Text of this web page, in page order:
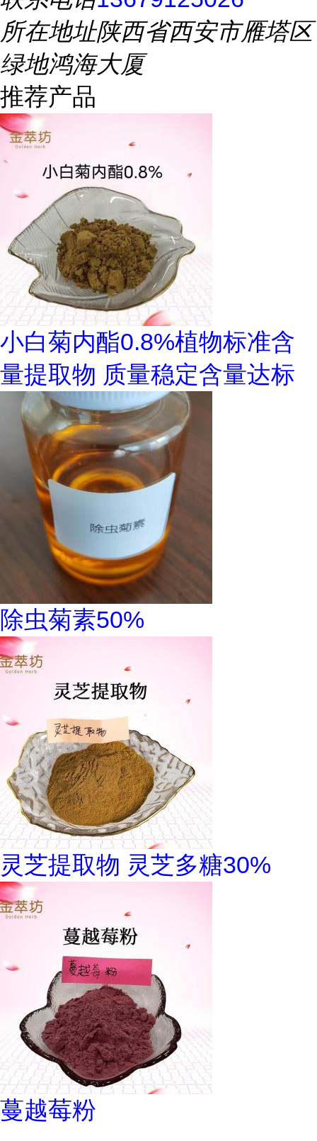
所在地址陕西省西安市雁塔区
绿地鸿海大厦
推荐产品
小白菊内酯0.8%植物标准含
量提取物 质量稳定含量达标
除虫菊素50%
灵芝提取物 灵芝多糖30%
蔓越莓粉